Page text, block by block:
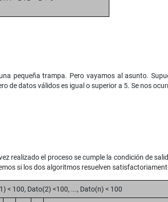
pequeña trampa. Pero vayamos al asunto.
de datos válidos es igual o superior a 5. Se nos
realizado el proceso se cumple la condición de
si los dos algoritmos resuelven
< 100, Dato(2) <100, ..., Dato(n) < 100